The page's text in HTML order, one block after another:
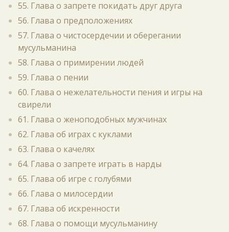
55. Глава о запрете покидать друг друга
56. Глава о предположениях
57. Глава о чистосердечии и оберегании
мусульманина
58. Глава о примирении людей
59. Глава о пении
60. Глава о нежелательности пения и игры на
свирели
61. Глава о женоподобных мужчинах
62. Глава об играх с куклами
63. Глава о качелях
64. Глава о запрете играть в нарды
65. Глава об игре с голубями
66. Глава о милосердии
67. Глава об искренности
68. Глава о помощи мусульманину